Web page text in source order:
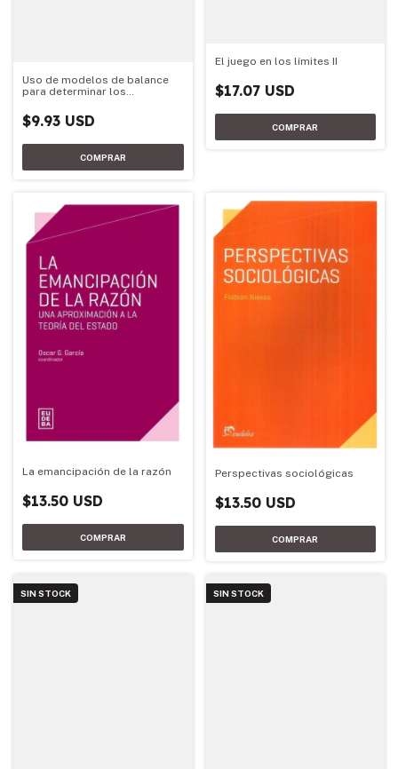
Uso de modelos de balance
para determinar los
nitrogenado de trigo y
$9.93 USD
El juego en los límites II
$17.07 USD
La emancipación de la razón
$13.50 USD
Perspectivas sociológicas
$13.50 USD
SIN STOCK SIN STOCK